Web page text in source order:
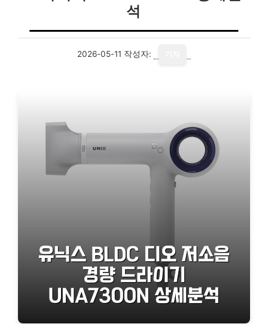
석
2026-05-11 작성자: